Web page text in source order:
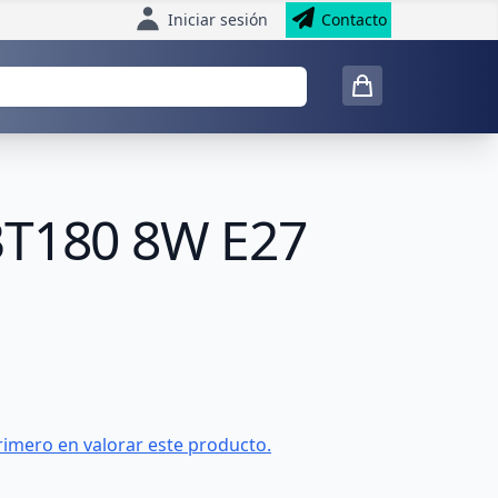
Iniciar sesión Contacto
8W E27
en valorar este producto.